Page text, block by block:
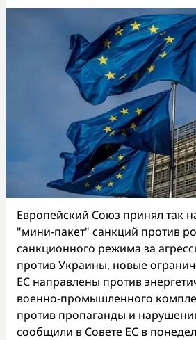
Европейский Союз принял так
"мини-пакет" санкций против
санкционного режима за
против Украины, новые
ЕС направлены против
военно-промышленного
против пропаганды и
сообщили в Совете ЕС в